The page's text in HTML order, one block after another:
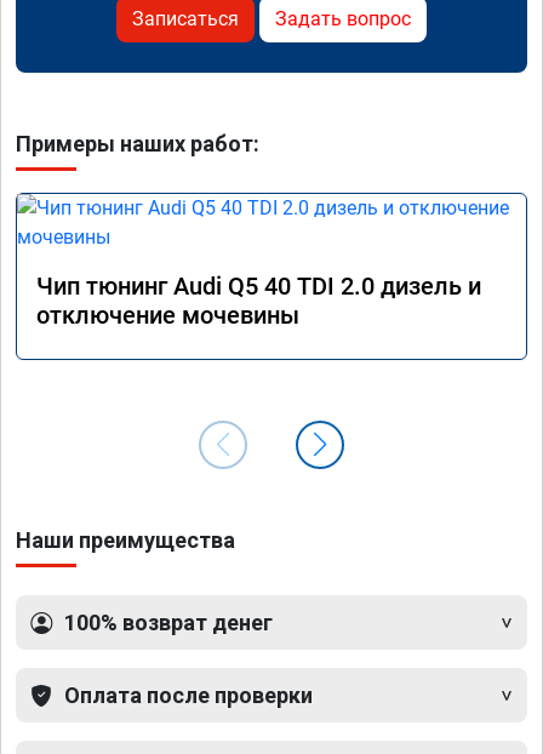
Записаться Задать вопрос
Примеры наших работ:
Чип тюнинг Audi Q5 40 TDI 2.0 дизель и
отключение мочевины
Наши преимущества
100% возврат денег
Оплата после проверки